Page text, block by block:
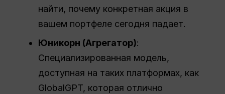
найти, почему конкретная акция в
вашем портфеле сегодня падает.
Юникорн (Агрегатор):
Специализированная модель,
доступная на таких платформах, как
GlobalGPT, которая отлично